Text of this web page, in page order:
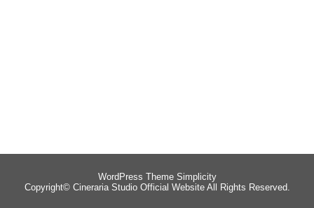
WordPress Theme Simplicity
Copyright© Cineraria Studio Official WebsiteAll Rights Reserved.